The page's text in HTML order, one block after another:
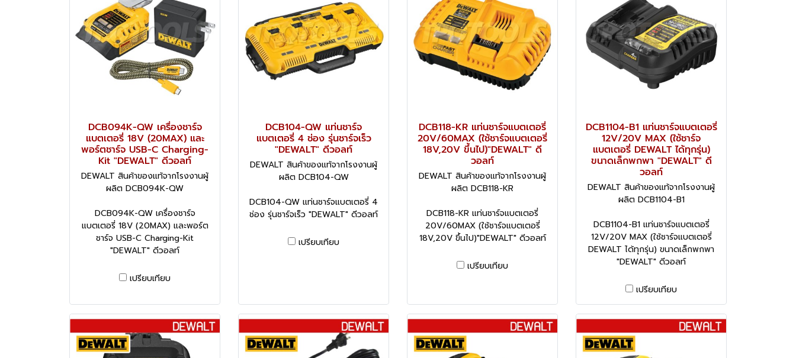
DCB094K-QW เครื่องชาร์จ
แบตเตอรี่ 18V (20MAX) และ
พอร์ตชาร์จ USB-C Charging-
Kit "DEWALT" ดีวอลท์
DEWALT สินค้าของแท้จากโรงงานผู้
ผลิต DCB094K-QW
DCB094K-QW เครื่องชาร์จ
แบตเตอรี่ 18V (20MAX) และพอร์ต
ชาร์จ USB-C Charging-Kit
"DEWALT" ดีวอลท์
เปรียบเทียบ
DCB104-QW แท่นชาร์จ
แบตเตอรี่ 4 ช่อง รุ่นชาร์จเร็ว
"DEWALT" ดีวอลท์
DEWALT สินค้าของแท้จากโรงงานผู้
ผลิต DCB104-QW
DCB104-QW แท่นชาร์จแบตเตอรี่ 4
ช่อง รุ่นชาร์จเร็ว "DEWALT" ดีวอลท์
เปรียบเทียบ
DCB118-KR แท่นชาร์จแบตเตอรี่
20V/60MAX (ใช้ชาร์จแบตเตอรี่
18V,20V ขึ้นไป)"DEWALT" ดี
วอลท์
DEWALT สินค้าของแท้จากโรงงานผู้
ผลิต DCB118-KR
DCB118-KR แท่นชาร์จแบตเตอรี่
20V/60MAX (ใช้ชาร์จแบตเตอรี่
18V,20V ขึ้นไป)"DEWALT" ดีวอลท์
เปรียบเทียบ
DCB1104-B1 แท่นชาร์จแบตเตอรี่
12V/20V MAX (ใช้ชาร์จ
แบตเตอรี่ DEWALT ได้ทุกรุ่น)
ขนาดเล็กพกพา "DEWALT" ดี
วอลท์
DEWALT สินค้าของแท้จากโรงงานผู้
ผลิต DCB1104-B1
DCB1104-B1 แท่นชาร์จแบตเตอรี่
12V/20V MAX (ใช้ชาร์จแบตเตอรี่
DEWALT ได้ทุกรุ่น) ขนาดเล็กพกพา
"DEWALT" ดีวอลท์
เปรียบเทียบ